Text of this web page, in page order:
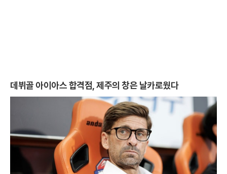
데뷔골 아이아스 합격점, 제주의 창은 날카로웠다